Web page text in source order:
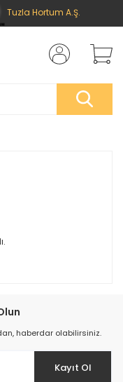
Tuzla Hortum A.Ş.
haberdar olabilirsiniz.
Kayıt Ol